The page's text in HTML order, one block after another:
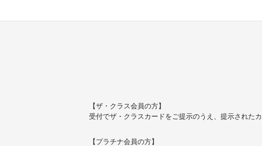
【ザ・クラス会員の方】
受付でザ・クラスカードをご提示のうえ、提示された
【プラチナ会員の方】